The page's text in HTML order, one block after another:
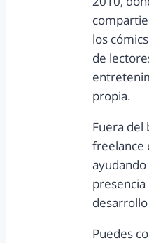
los
de
propia.
Fuera del
freelance
Puedes